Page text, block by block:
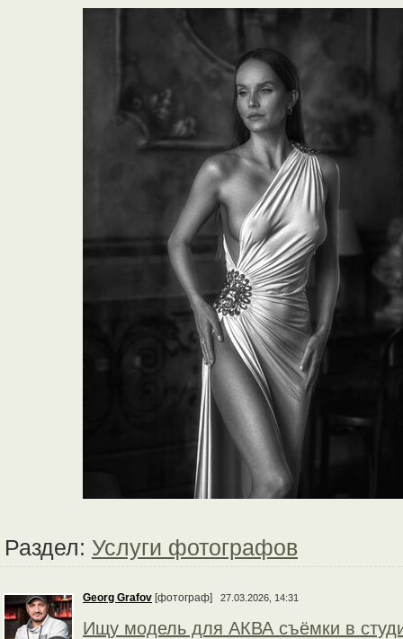
Раздел: Услуги фотографов
Georg Grafov [фотограф] 27.03.2026, 14:31
Ищу модель для АКВА съёмки в